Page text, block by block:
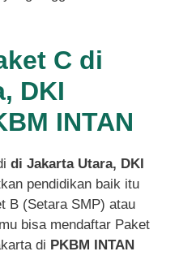
C di
DKI
INTAN
di Jakarta Utara, DKI
pendidikan baik itu
B (Setara SMP) atau
bisa mendaftar Paket
di PKBM INTAN